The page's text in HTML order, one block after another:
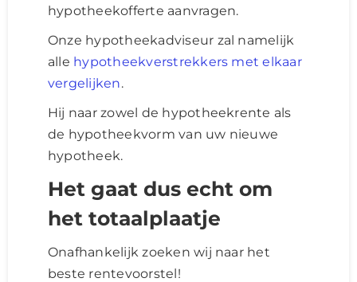
hypotheekofferte aanvragen.
Onze hypotheekadviseur zal namelijk
alle hypotheekverstrekkers met elkaar
vergelijken.
Hij naar zowel de hypotheekrente als
de hypotheekvorm van uw nieuwe
hypotheek.
Het gaat dus echt om
het totaalplaatje
Onafhankelijk zoeken wij naar het
beste rentevoorstel!